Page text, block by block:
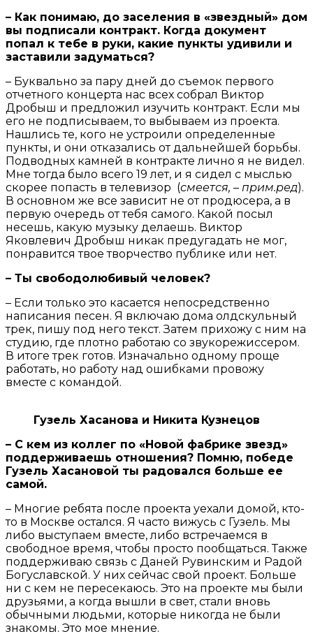
– Как понимаю, до заселения в «звездный» дом
вы подписали контракт. Когда документ
попал к тебе в руки, какие пункты удивили и
заставили задуматься?
– Буквально за пару дней до съемок первого
отчетного концерта нас всех собрал Виктор
Дробыш и предложил изучить контракт. Если мы
его не подписываем, то выбываем из проекта.
Нашлись те, кого не устроили определенные
пункты, и они отказались от дальнейшей борьбы.
Подводных камней в контракте лично я не видел.
Мне тогда было всего 19 лет, и я сидел с мыслью
скорее попасть в телевизор (смеется, – прим.ред).
В основном же все зависит не от продюсера, а в
первую очередь от тебя самого. Какой посыл
несешь, какую музыку делаешь. Виктор
Яковлевич Дробыш никак предугадать не мог,
понравится твое творчество публике или нет.
– Ты свободолюбивый человек?
– Если только это касается непосредственно
написания песен. Я включаю дома олдскульный
трек, пишу под него текст. Затем прихожу с ним на
студию, где плотно работаю со звукорежиссером.
В итоге трек готов. Изначально одному проще
работать, но работу над ошибками провожу
вместе с командой.
Гузель Хасанова и Никита Кузнецов
– С кем из коллег по «Новой фабрике звезд»
поддерживаешь отношения? Помню, победе
Гузель Хасановой ты радовался больше ее
самой.
– Многие ребята после проекта уехали домой, кто-
то в Москве остался. Я часто вижусь с Гузель. Мы
либо выступаем вместе, либо встречаемся в
свободное время, чтобы просто пообщаться. Также
поддерживаю связь с Даней Рувинским и Радой
Богуславской. У них сейчас свой проект. Больше
ни с кем не пересекаюсь. Это на проекте мы были
друзьями, а когда вышли в свет, стали вновь
обычными людьми, которые никогда не были
знакомы. Это мое мнение.